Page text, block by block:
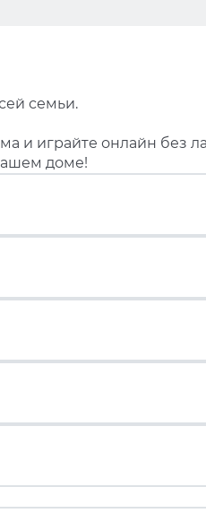
семьи.
и играйте онлайн без
доме!